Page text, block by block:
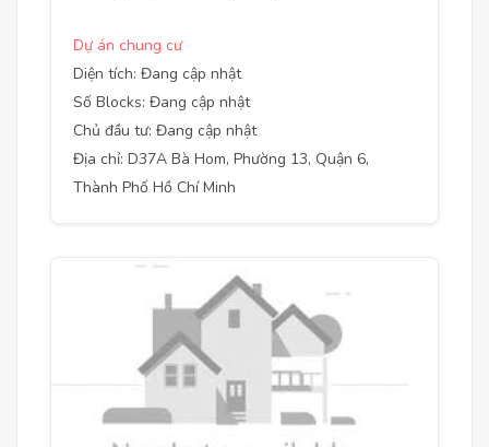
Dự án chung cư
Diện tích: Đang cập nhật
Số Blocks: Đang cập nhật
Chủ đầu tư: Đang cập nhật
Địa chỉ: D37A Bà Hom, Phường 13, Quận 6,
Thành Phố Hồ Chí Minh